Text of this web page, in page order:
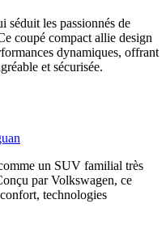
les passionnés de
coupé compact allie design
dynamiques, offrant
et sécurisée.
un SUV familial très
par Volkswagen, ce
technologies